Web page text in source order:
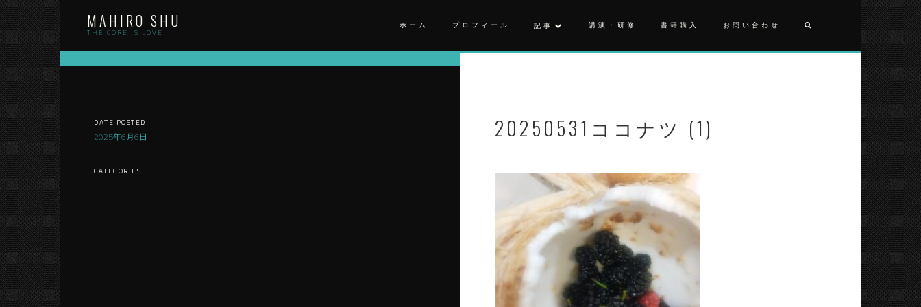
Skip
to
content
MAHIRO SHU
THE CORE IS LOVE
ホーム プロフィール 記事 講演・研修 書籍購入 お問い合わせ
DATE POSTED :
2025年6月6日
CATEGORIES :
20250531ココナツ (1)
投
稿
ナ
ビ
ゲ
ー
シ
ョ
ン
コ
コ
ナ
ツ
(1)